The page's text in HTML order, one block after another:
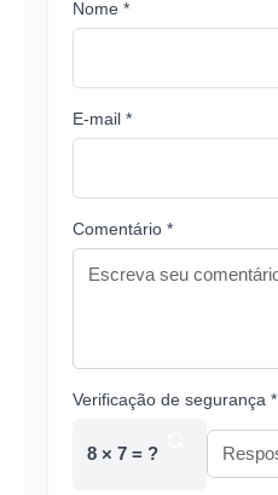
Nome *
E-mail *
Comentário *
Verificação de segurança *
8 × 7 = ?